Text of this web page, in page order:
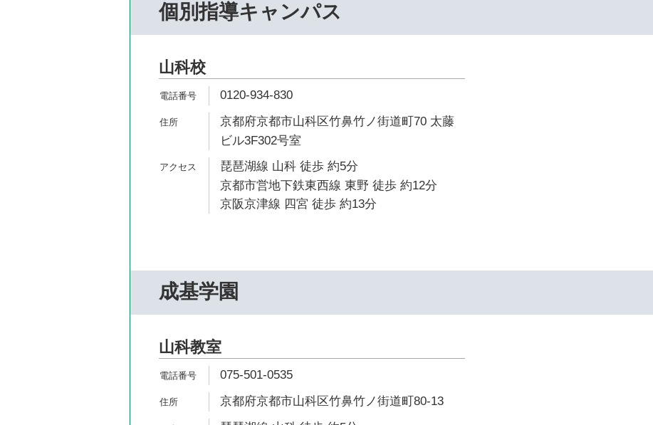
個別指導キャンパス
山科校
0120-934-830
京都府京都市山科区竹鼻竹ノ街道町70 太藤
ビル3F302号室
琵琶湖線 山科 徒歩 約5分
京都市営地下鉄東西線 東野 徒歩 約12分
京阪京津線 四宮 徒歩 約13分
成基学園
山科教室
075-501-0535
京都府京都市山科区竹鼻竹ノ街道町80-13